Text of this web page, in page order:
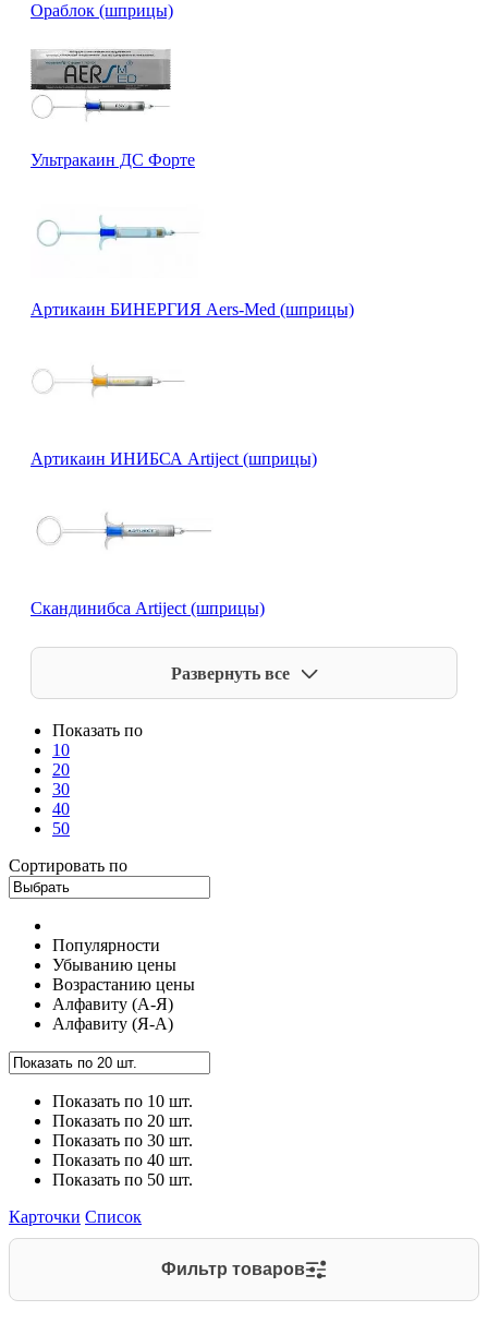
Ораблок (шприцы)
Ультракаин ДС Форте
Артикаин БИНЕРГИЯ Aers-Med (шприцы)
Артикаин ИНИБСА Artiject (шприцы)
Скандинибса Artiject (шприцы)
Развернуть все
Показать по
10
20
30
40
50
Сортировать по
Популярности
Убыванию цены
Возрастанию цены
Алфавиту (А-Я)
Алфавиту (Я-А)
Показать по 10 шт.
Показать по 20 шт.
Показать по 30 шт.
Показать по 40 шт.
Показать по 50 шт.
Карточки Список
Фильтр товаров